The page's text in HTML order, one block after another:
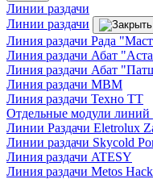
Линии раздачи
Линии раздачи
Линия раздачи Рада
Линия раздачи Абат
Линия раздачи Абат
Линия раздачи МВМ
Линия раздачи Техно ТТ
Отдельные модули линий
Линии Раздачи Eletrolux
Линии раздачи Skycold
Линия раздачи ATESY
Линия раздачи Metos